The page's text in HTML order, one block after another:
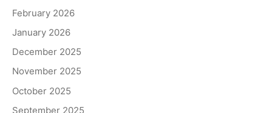
February 2026
January 2026
December 2025
November 2025
October 2025
September 2025